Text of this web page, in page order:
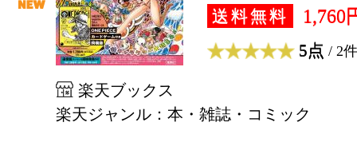
送料無料 1,760
5点 / 2件
楽天ブックス
楽天ジャンル：本・雑誌・コミック